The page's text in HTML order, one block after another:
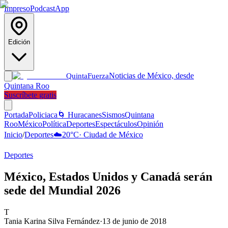
ImpresoPodcastApp
Edición
QuintaFuerzaNoticias de México, desde
Quintana Roo
Suscríbete gratis
PortadaPoliciaca 🌀 HuracanesSismosQuintana
RooMéxicoPolíticaDeportesEspectáculosOpinión
Inicio/Deportes☁️20°C· Ciudad de México
Deportes
México, Estados Unidos y Canadá serán
sede del Mundial 2026
T
Tania Karina Silva Fernández·13 de junio de 2018